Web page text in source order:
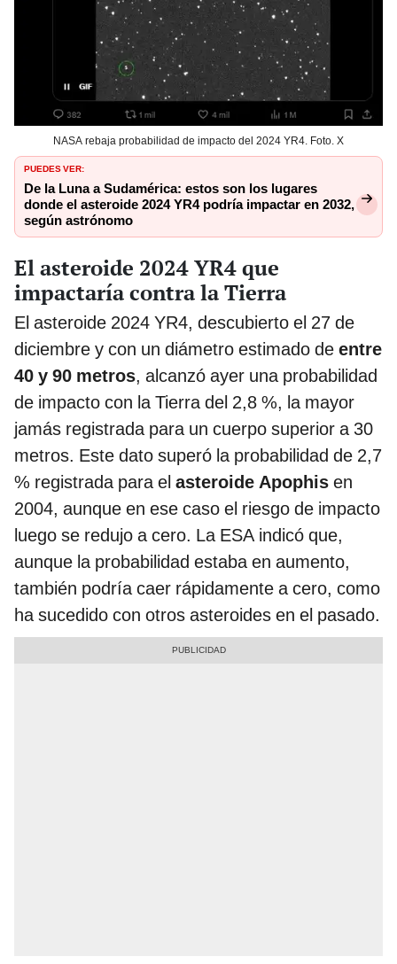
NASA rebaja probabilidad de impacto del 2024 YR4. Foto. X
PUEDES VER:
De la Luna a Sudamérica: estos son los lugares
donde el asteroide 2024 YR4 podría impactar en 2032,
según astrónomo
El asteroide 2024 YR4 que
impactaría contra la Tierra
El asteroide 2024 YR4, descubierto el 27 de
diciembre y con un diámetro estimado de entre
40 y 90 metros, alcanzó ayer una probabilidad
de impacto con la Tierra del 2,8 %, la mayor
jamás registrada para un cuerpo superior a 30
metros. Este dato superó la probabilidad de 2,7
% registrada para el asteroide Apophis en
2004, aunque en ese caso el riesgo de impacto
luego se redujo a cero. La ESA indicó que,
aunque la probabilidad estaba en aumento,
también podría caer rápidamente a cero, como
ha sucedido con otros asteroides en el pasado.